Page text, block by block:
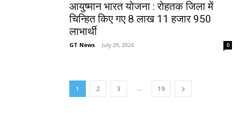
आयुष्मान भारत योजना : रोहतक जिला में
चिन्हित किए गए 8 लाख 11 हजार 950
लाभार्थी
GT News - July 29, 2026 0
1 2 3 ... 19